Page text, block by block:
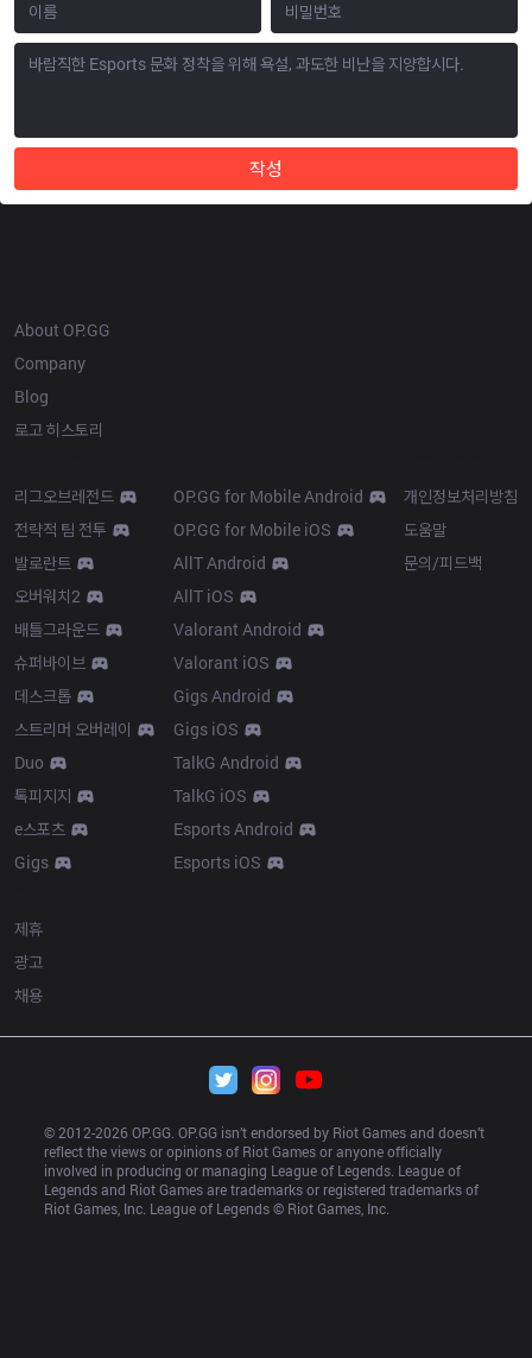
작성
About OP.GG
Company
Blog
로고 히스토리
리그오브레전드
전략적 팀 전투
발로란트
오버워치2
배틀그라운드
슈퍼바이브
데스크톱
스트리머 오버레이
Duo
톡피지지
e스포츠
Gigs
OP.GG for Mobile Android
OP.GG for Mobile iOS
AllT Android
AllT iOS
Valorant Android
Valorant iOS
Gigs Android
Gigs iOS
TalkG Android
TalkG iOS
Esports Android
Esports iOS
개인정보처리방침
도움말
문의/피드백
제휴
광고
채용
© 2012-2026 OP.GG. OP.GG isn’t endorsed by Riot Games and doesn’t
reflect the views or opinions of Riot Games or anyone officially
involved in producing or managing League of Legends. League of
Legends and Riot Games are trademarks or registered trademarks of
Riot Games, Inc. League of Legends © Riot Games, Inc.